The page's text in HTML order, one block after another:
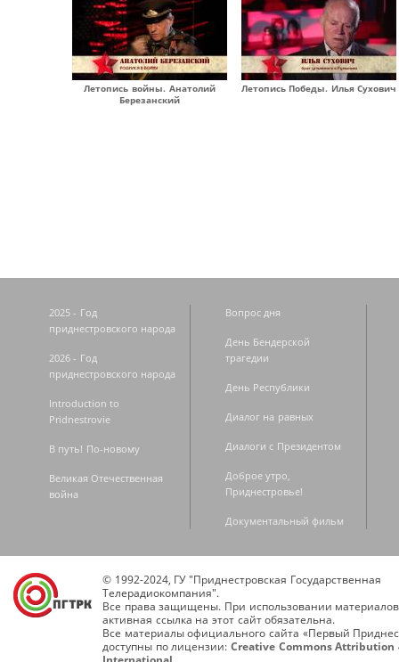
Летопись войны. Анатолий
Березанский
Летопись Победы. Илья Сухович
2025 - Год
приднестровского народа
2026 - Год
приднестровского народа
Introduction to
Pridnestrovie
В путь! По-новому
Великая Отечественная
война
Вопрос дня
День Бендерской
трагедии
День Республики
Диалог на равных
Диалоги с Президентом
Доброе утро,
Приднестровье!
Документальный фильм
© 1992-2024, ГУ "Приднестровская Государственная
Телерадиокомпания".
Все права защищены. При использовании
активная ссылка на этот сайт обязательна.
Все материалы официального сайта «Первый
доступны по лицензии: Creative Commons Attribution